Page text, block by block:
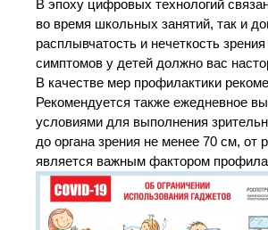
В эпоху цифровых технологий
во время школьных занятий, так и
расплывчатость и нечеткость
симптомов у детей должно вас
В качестве мер профилактики
Рекомендуется также ежедневное
условиями для выполнения
до органа зрения не менее 70 см, от
является важным фактором